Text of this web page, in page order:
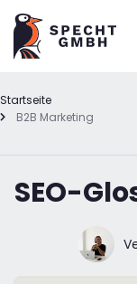
Startseite
B2B Marketing
SEO-